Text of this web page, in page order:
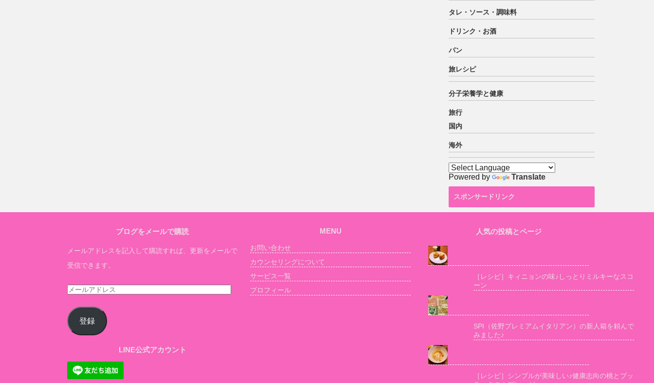
タレ・ソース・調味料
ドリンク・お酒
パン
旅レシピ
分子栄養学と健康
旅行
国内
海外
Powered by Translate
スポンサードリンク
ブログをメールで購読
メールアドレスを記入して購読すれば、更新をメールで
受信できます。
メ
ル
ア
レ
ス
登録
LINE公式アカウント
MENU
お問い合わせ
カウンセリングについて
サービス一覧
プロフィール
人気の投稿とページ
［レシピ］キィニョンの味♪しっとりミルキーなスコ
ーン
SPI（佐野プレミアムイタリアン）の新人箱を頼んで
みました♪
［レシピ］シンプルが美味しい♪健康志向の桃とブッ